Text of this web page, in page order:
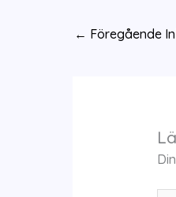
← Föregående